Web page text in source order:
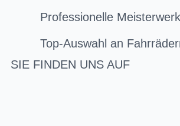
Professionelle
Top-Auswahl an
SIE FINDEN UNS AUF